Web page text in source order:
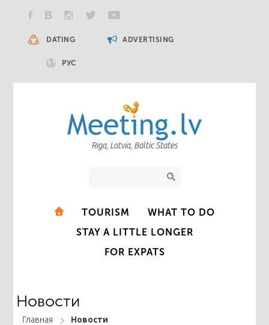
DATING ADVERTISING
РУС
Riga, Latvia, Baltic States
TOURISM
WHAT TO DO
STAY A LITTLE LONGER
FOR EXPATS
Новости
Главная Новости